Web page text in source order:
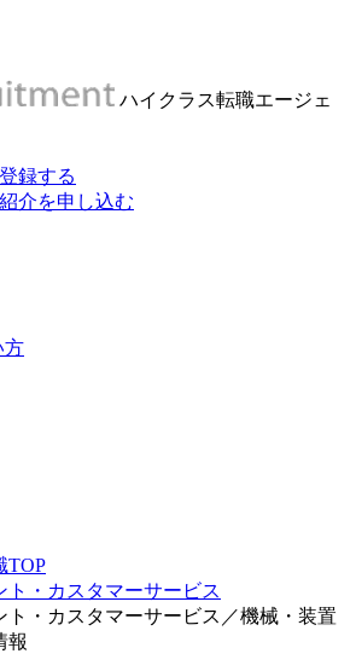
ハイクラス転職エージェ
録する
介を申し込む
方
TOP
ト・カスタマーサービス
ト・カスタマーサービス／機械・装置
報